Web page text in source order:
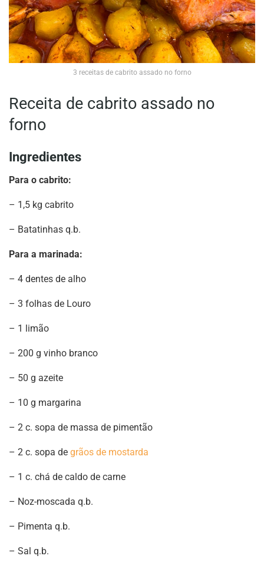
3 receitas de cabrito assado no forno
Receita de cabrito assado no
forno
Ingredientes
Para o cabrito:
– 1,5 kg cabrito
– Batatinhas q.b.
Para a marinada:
– 4 dentes de alho
– 3 folhas de Louro
– 1 limão
– 200 g vinho branco
– 50 g azeite
– 10 g margarina
– 2 c. sopa de massa de pimentão
– 2 c. sopa de grãos de mostarda
– 1 c. chá de caldo de carne
– Noz-moscada q.b.
– Pimenta q.b.
– Sal q.b.